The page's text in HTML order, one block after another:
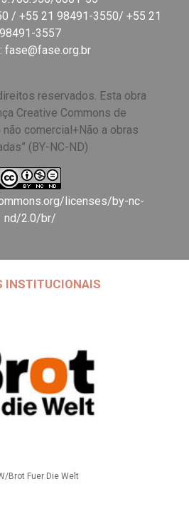
/ +55 21 98491-3550/ +55 21
98491-3557
fase@fase.org.br
reservados. Esta obra
Creative Commons de
não comercial+Não a obras
(BY-NC-ND)
licenses/by-nc-
nd/2.0/br/
INSTITUCIONAIS
Brot Fuer Die Welt